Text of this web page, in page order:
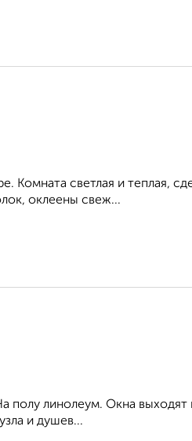
Комната светлая и теплая,
оклеены свеж...
полу линолеум. Окна выходят
и душев...